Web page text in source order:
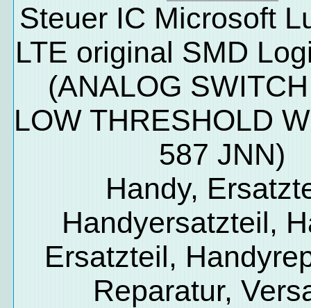
Steuer IC Microsoft
LTE original SMD
(ANALOG
LOW THRESHOLD
587 JNN)
Handy,
Handyersatzteil,
Ersatzteil,
Reparatur,